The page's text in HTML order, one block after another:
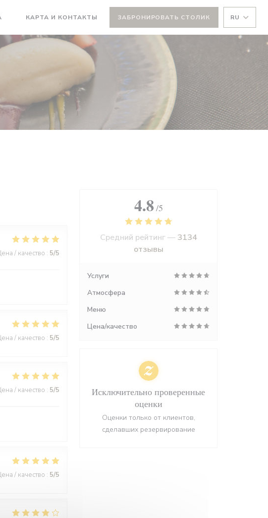
КАРТА И КОНТАКТЫ ЗАБРОНИРОВАТЬ СТОЛИК RU
/ качество : 5/5
/ качество : 5/5
/ качество : 5/5
/ качество : 5/5
4.8 /5
Средний рейтинг — 3134
отзывы
Услуги
Атмосфера
Меню
Цена/качество
Исключительно проверенные
оценки
Оценки только от клиентов,
сделавших резервирование